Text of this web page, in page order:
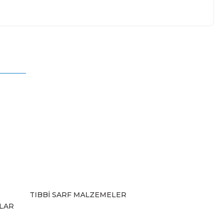
TIBBİ SARF MALZEMELER